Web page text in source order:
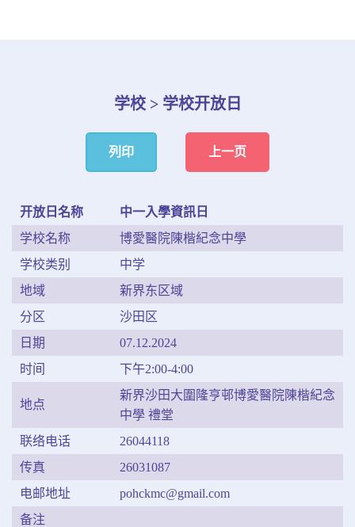
学校 > 学校开放日
列印 上一页
开放日名称
中一入學資訊日
学校名称
博愛醫院陳楷紀念中學
学校类别
中学
地域
新界东区域
分区
沙田区
日期
07.12.2024
时间
下午2:00-4:00
地点
新界沙田大圍隆亨邨博愛醫院陳楷紀念
中學 禮堂
联络电话
26044118
传真
26031087
电邮地址
pohckmc@gmail.com
备注